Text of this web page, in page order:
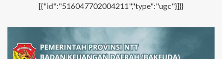
[{"id":"516047702004211","type":"ugc"}]}}